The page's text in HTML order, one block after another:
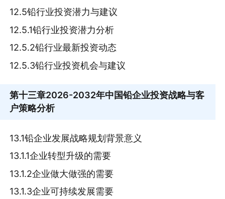
12.5铅行业投资潜力与建议
12.5.1铅行业投资潜力分析
12.5.2铅行业最新投资动态
12.5.3铅行业投资机会与建议
第十三章2026-2032年中国铅企业投资战略与客
户策略分析
13.1铅企业发展战略规划背景意义
13.1.1企业转型升级的需要
13.1.2企业做大做强的需要
13.1.3企业可持续发展需要